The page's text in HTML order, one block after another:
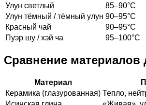
Улун светлый
85–90°C
Улун тёмный / тёмный улун 90–95°C
Красный чай
90–95°C
Пуэр шу / хэй ча
95–100°C
Сравнение материалов
Материал
Керамика (глазурованная) Тепло,